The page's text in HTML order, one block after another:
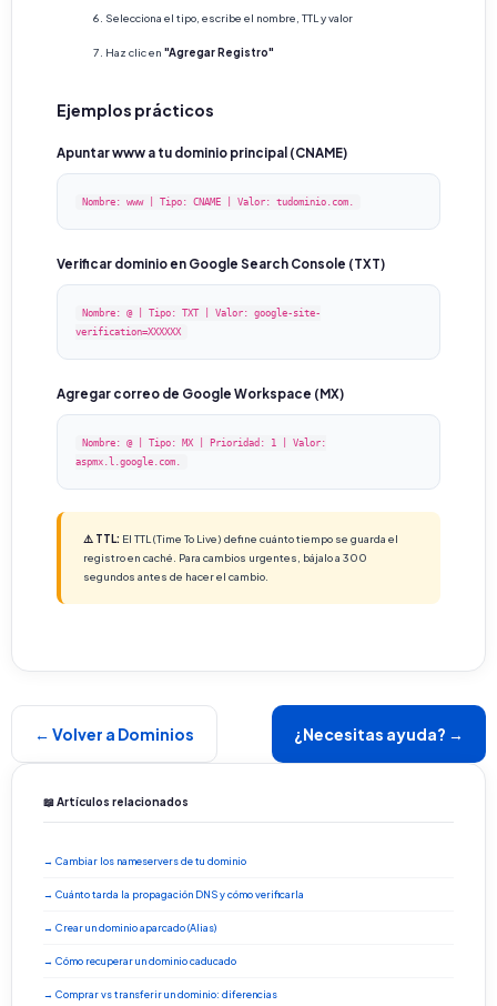
Selecciona el tipo, escribe el nombre, TTL y valor
Haz clic en "Agregar Registro"
Ejemplos prácticos
Apuntar www a tu dominio principal (CNAME)
Nombre: www | Tipo: CNAME | Valor: tudominio.com.
Verificar dominio en Google Search Console (TXT)
Nombre: @ | Tipo: TXT | Valor: google-site-
verification=XXXXXX
Agregar correo de Google Workspace (MX)
Nombre: @ | Tipo: MX | Prioridad: 1 | Valor:
aspmx.l.google.com.
⚠️ TTL: El TTL (Time To Live) define cuánto tiempo se guarda el
registro en caché. Para cambios urgentes, bájalo a 300
segundos antes de hacer el cambio.
← Volver a Dominios ¿Necesitas ayuda? →
📖 Artículos relacionados
→ Cambiar los nameservers de tu dominio
→ Cuánto tarda la propagación DNS y cómo verificarla
→ Crear un dominio aparcado (Alias)
→ Cómo recuperar un dominio caducado
→ Comprar vs transferir un dominio: diferencias